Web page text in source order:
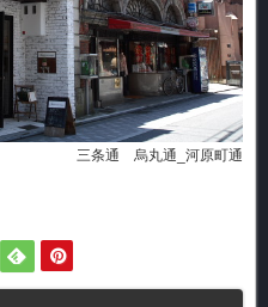
三条通 烏丸通_河原町通